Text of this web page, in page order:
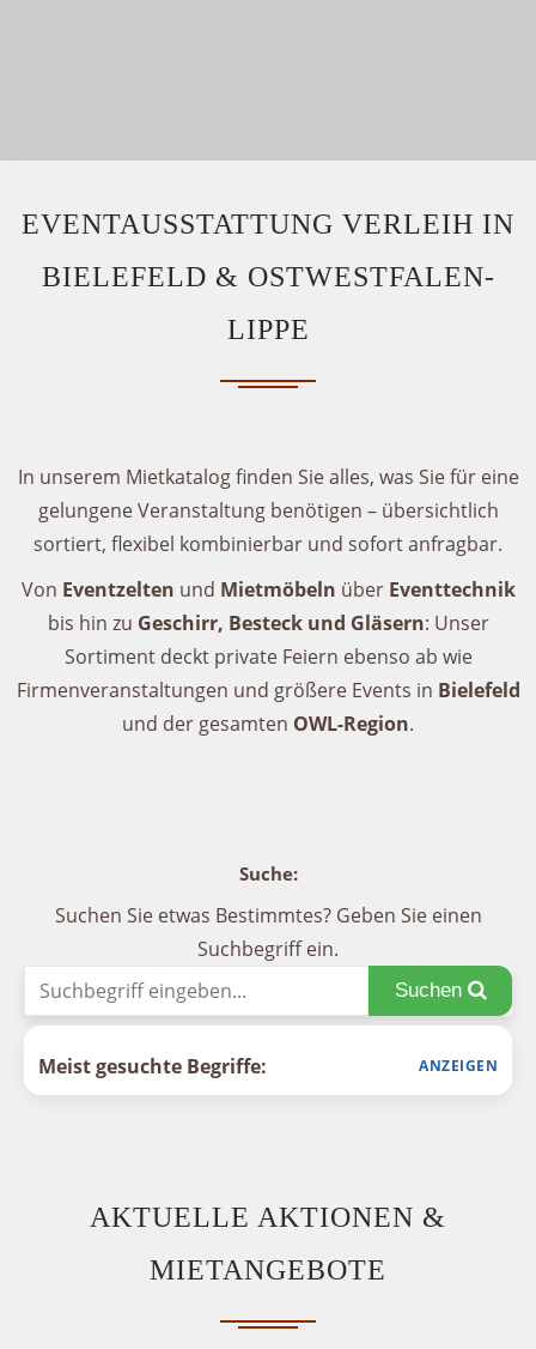
EVENTAUSSTATTUNG VERLEIH IN
BIELEFELD & OSTWESTFALEN-
LIPPE
In unserem Mietkatalog finden Sie alles, was Sie für eine
gelungene Veranstaltung benötigen – übersichtlich
sortiert, flexibel kombinierbar und sofort anfragbar.
Von Eventzelten und Mietmöbeln über Eventtechnik
bis hin zu Geschirr, Besteck und Gläsern: Unser
Sortiment deckt private Feiern ebenso ab wie
Firmenveranstaltungen und größere Events in Bielefeld
und der gesamten OWL-Region.
Suche:
Suchen Sie etwas Bestimmtes? Geben Sie einen
Suchbegriff ein.
Suchen
Meist gesuchte Begriffe:
AKTUELLE AKTIONEN &
MIETANGEBOTE